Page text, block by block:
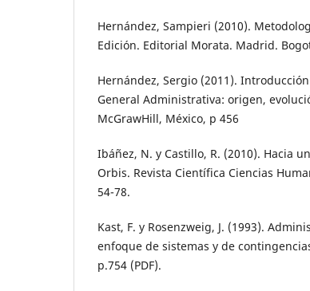
Hernández, Sampieri (2010).
Edición. Editorial Morata. Madrid.
Hernández, Sergio (2011).
General Administrativa: origen,
McGrawHill, México, p 456
Ibáñez, N. y Castillo, R. (2010). Hacia
Orbis. Revista Científica Ciencias
54-78.
Kast, F. y Rosenzweig, J. (1993).
enfoque de sistemas y de
p.754 (PDF).